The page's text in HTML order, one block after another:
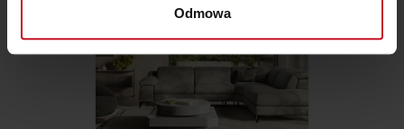
dane są przetwarzane oraz ustaw własne preferencje w
zmienić lub wycofać swoją zgodę w dowolnej chwili.
Wykorzystujemy pliki cookie do spersonalizowania treści
i reklam, aby oferować funkcje społecznościowe i
Odmowa